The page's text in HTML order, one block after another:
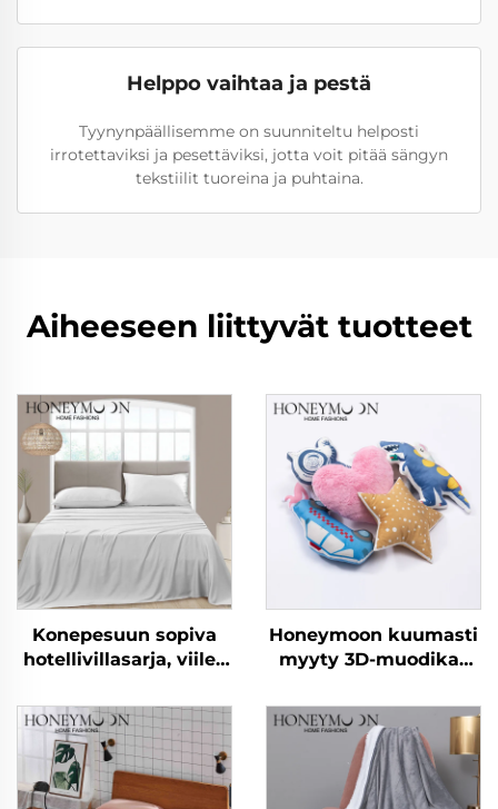
Helppo vaihtaa ja pestä
Tyynynpäällisemme on suunniteltu helposti
irrotettaviksi ja pesettäviksi, jotta voit pitää sängyn
tekstiilit tuoreina ja puhtaina.
Aiheeseen liittyvät tuotteet
Konepesuun sopiva
hotellivillasarja, viileä
seitsijoukko
Honeymoon kuumasti
myyty 3D-muodikas
kodin
tyynynpäällykset
tyynyverhot
makuuhuoneeseen